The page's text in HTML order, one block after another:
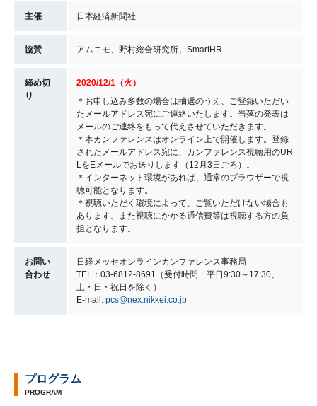
主催 日本経済新聞社
協賛 アムニモ、野村総合研究所、SmartHR
締め切
り
2020/12/1（火）
＊お申し込み多数の場合は抽選のうえ、ご登録いただい
たメールアドレス宛にご連絡いたします。当落の発表は
メールのご連絡をもって代えさせていただきます。
＊本カンファレンスはオンライン上で開催します。登録
されたメールアドレス宛に、カンファレンス視聴用のUR
LをEメールでお送りします（12月3日ごろ）。
＊インターネット環境があれば、通常のブラウザーで視
聴可能となります。
＊視聴いただく環境によって、ご覧いただけない場合も
あります。また視聴にかかる通信費等は視聴する方の負
担となります。
お問い
合わせ
日経メッセオンラインカンファレンス事務局
TEL：03-6812-8691（受付時間 平日9:30～17:30、
土・日・祝日を除く）
E-mail: pcs@nex.nikkei.co.jp
プログラム
PROGRAM